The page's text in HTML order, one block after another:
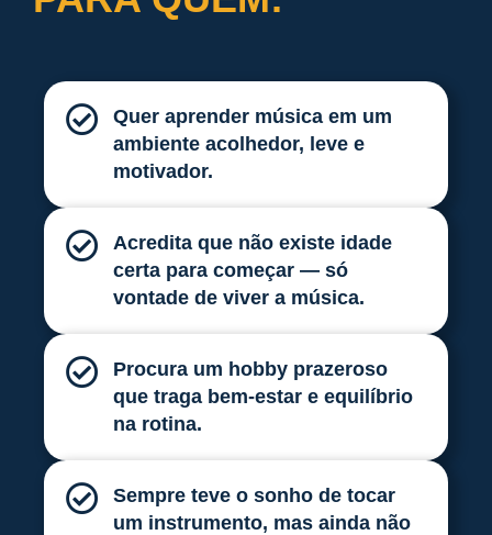
Quer aprender música em um
ambiente acolhedor, leve e
motivador.
Acredita que não existe idade
certa para começar — só
vontade de viver a música.
Procura um hobby prazeroso
que traga bem-estar e equilíbrio
na rotina.
Sempre teve o sonho de tocar
um instrumento, mas ainda não